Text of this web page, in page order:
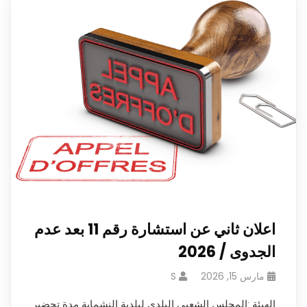
اعلان ثاني عن استشارة رقم 11 بعد عدم
الجدوى / 2026
مارس 15, 2026 S
الهيئة :المجلس الشعبي البلدي لبلدية النشماية مدة تحضير